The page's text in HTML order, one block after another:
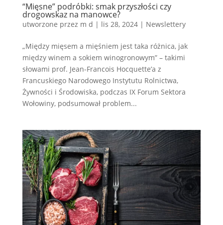
“Mięsne” podróbki: smak przyszłości czy
drogowskaz na manowce?
utworzone przez m d | lis 28, 2024| Newslettery
„Między mięsem a mięśniem jest taka różnica, jak
między winem a sokiem winogronowym” – takimi
słowami prof. Jean-Francois Hocquette’a z
Francuskiego Narodowego Instytutu Rolnictwa,
Żywności i Środowiska, podczas IX Forum Sektora
Wołowiny, podsumował problem...